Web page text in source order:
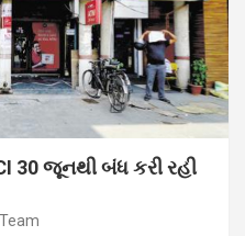
30 જૂનથી બંધ કરી રહી